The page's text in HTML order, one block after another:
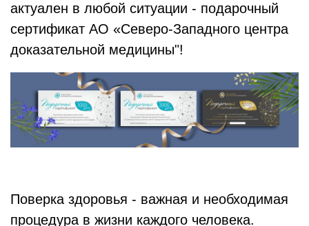
актуален в любой ситуации - подарочный
сертификат АО «Северо-Западного центра
доказательной медицины"!
Поверка здоровья - важная и необходимая
процедура в жизни каждого человека.